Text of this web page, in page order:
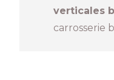
verticales
carrosserie